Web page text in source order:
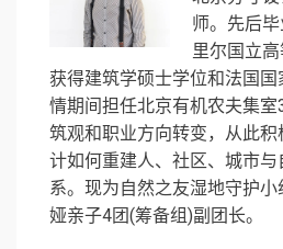
师。先后
里尔国立
获得建筑学硕士学位和法国
情期间担任北京有机农夫集
筑观和职业方向转变，从此
计如何重建人、社区、城市
系。现为自然之友湿地守护
娅亲子4团(筹备组)副团长。